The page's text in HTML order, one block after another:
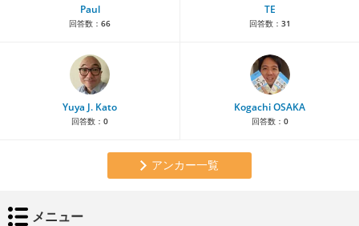
Paul
回答数： 66
TE
回答数： 31
Yuya J. Kato
回答数： 0
Kogachi OSAKA
回答数： 0
アンカー一覧
メニュー